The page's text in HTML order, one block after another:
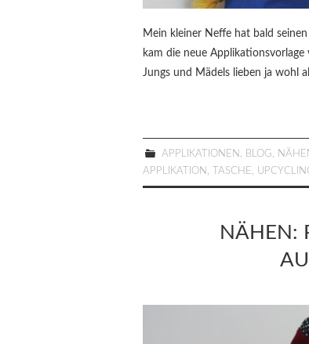
Mein kleiner Neffe hat bald
kam die neue
Jungs und Mädels lieben ja wohl
APPLIKATIONEN BLOG
APPLIKATION
TASCHE
NÄHEN: